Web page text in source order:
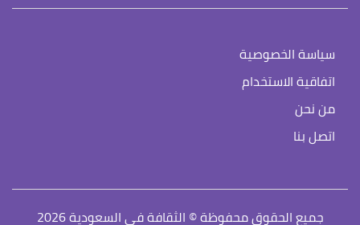
سياسة الخصوصية
اتفاقية الاستخدام
من نحن
اتصل بنا
جميع الحقوق محفوظة © الثقافة في السعودية 2026